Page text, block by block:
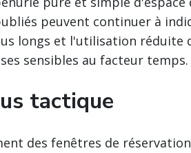
peuvent continuer à
longs et l'utilisation réduite
sensibles au facteur temps.
tactique
des fenêtres de